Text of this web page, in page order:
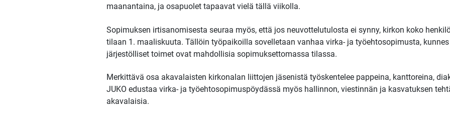
maanantaina, ja osapuolet tapaavat vielä tällä viikolla.
Sopimuksen irtisanomisesta seuraa myös, että jos neuvottelutulosta ei synny, kirkon koko
tilaan 1. maaliskuuta. Tällöin työpaikoilla sovelletaan vanhaa virka- ja työehtosopimusta,
järjestölliset toimet ovat mahdollisia sopimuksettomassa tilassa.
Merkittävä osa akavalaisten kirkonalan liittojen jäsenistä työskentelee pappeina, kanttoreina,
JUKO edustaa virka- ja työehtosopimuspöydässä myös hallinnon, viestinnän ja kasvatuksen
akavalaisia.